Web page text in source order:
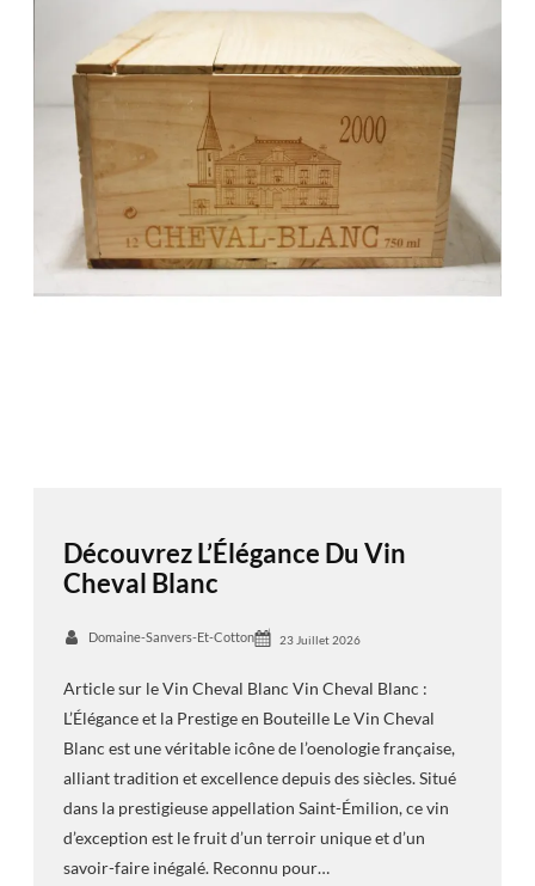
Découvrez L’Élégance Du Vin
Cheval Blanc
Domaine-Sanvers-Et-Cotton 23 Juillet 2026
Article sur le Vin Cheval Blanc Vin Cheval Blanc :
L’Élégance et la Prestige en Bouteille Le Vin Cheval
Blanc est une véritable icône de l’oenologie française,
alliant tradition et excellence depuis des siècles. Situé
dans la prestigieuse appellation Saint-Émilion, ce vin
d’exception est le fruit d’un terroir unique et d’un
savoir-faire inégalé. Reconnu pour…